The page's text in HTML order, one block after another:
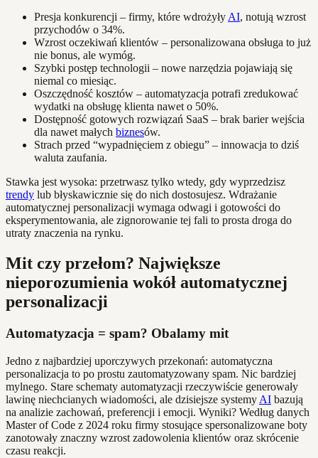
Presja konkurencji – firmy, które wdrożyły AI, notują wzrost
przychodów o 34%.
Wzrost oczekiwań klientów – personalizowana obsługa to już
nie bonus, ale wymóg.
Szybki postęp technologii – nowe narzędzia pojawiają się
niemal co miesiąc.
Oszczędność kosztów – automatyzacja potrafi zredukować
wydatki na obsługę klienta nawet o 50%.
Dostępność gotowych rozwiązań SaaS – brak barier wejścia
dla nawet małych biznesów.
Strach przed “wypadnięciem z obiegu” – innowacja to dziś
waluta zaufania.
Stawka jest wysoka: przetrwasz tylko wtedy, gdy wyprzedzisz
trendy lub błyskawicznie się do nich dostosujesz. Wdrażanie
automatycznej personalizacji wymaga odwagi i gotowości do
eksperymentowania, ale zignorowanie tej fali to prosta droga do
utraty znaczenia na rynku.
Mit czy przełom? Największe
nieporozumienia wokół automatycznej
personalizacji
Automatyzacja = spam? Obalamy mit
Jedno z najbardziej uporczywych przekonań: automatyczna
personalizacja to po prostu zautomatyzowany spam. Nic bardziej
mylnego. Stare schematy automatyzacji rzeczywiście generowały
lawinę niechcianych wiadomości, ale dzisiejsze systemy AI bazują
na analizie zachowań, preferencji i emocji. Wyniki? Według danych
Master of Code z 2024 roku firmy stosujące spersonalizowane boty
zanotowały znaczny wzrost zadowolenia klientów oraz skrócenie
czasu reakcji.